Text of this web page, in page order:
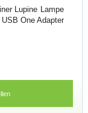
Lupine Lampe
One Adapter